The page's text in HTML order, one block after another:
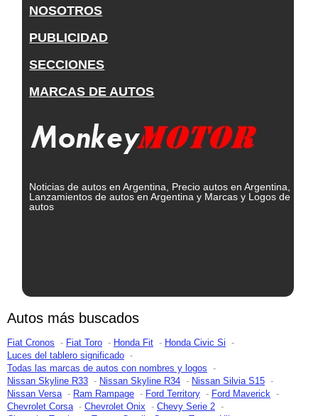
NOSOTROS
PUBLICIDAD
SECCIONES
MARCAS DE AUTOS
Noticias de autos en Argentina, Precio autos en Argentina,
Lanzamientos de autos en Argentina y Marcas y Logos de
autos
Autos más buscados
Fiat Cronos Fiat Toro Honda Fit
Honda Civic Si
Luces del tablero significado
Todas las marcas de autos con nombres y logos
Nissan Skyline R33
Nissan Skyline R34
Nissan Silvia S15
Nissan Versa
Ram Rampage Ford Territory
Ford Maverick
Chevrolet Corsa
Chevrolet Onix
Chevy Serie 2